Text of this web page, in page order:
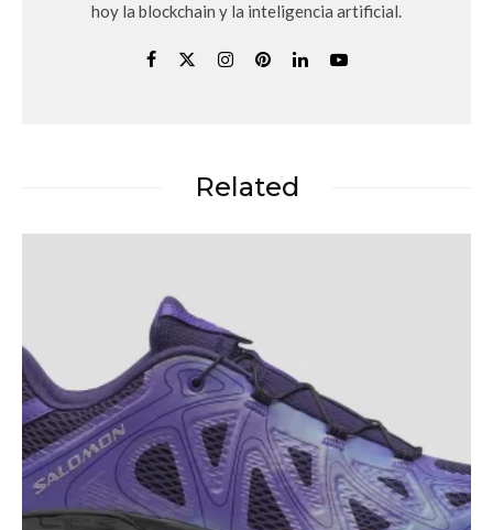
hoy la blockchain y la inteligencia artificial.
Related